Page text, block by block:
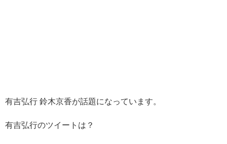
有吉弘行 鈴木京香が話題になっています。
有吉弘行のツイートは？